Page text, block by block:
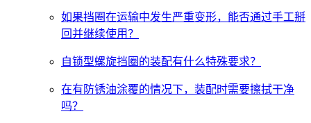
如果挡圈在运输中发生严重变形，能否通过手工掰
回并继续使用？
自锁型螺旋挡圈的装配有什么特殊要求？
在有防锈油涂覆的情况下，装配时需要擦拭干净
吗？